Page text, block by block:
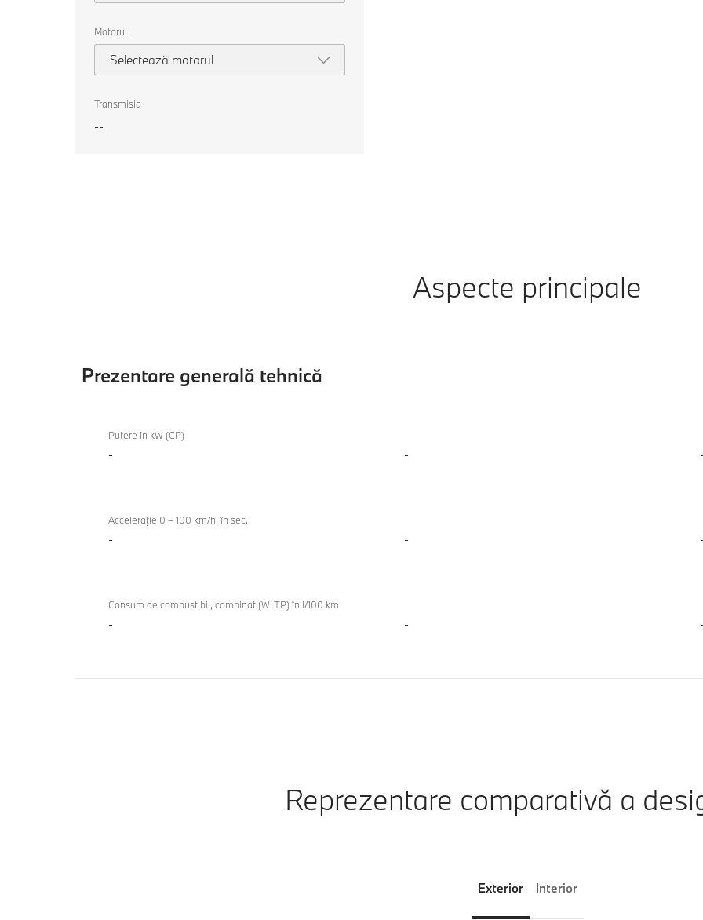
Motorul
Selectează motorul
Transmisia
--
Aspecte principale
Prezentare generală tehnică
generală
tehnică
Putere în kW (CP)
- -
Acceleraţie 0 – 100 km/h, în sec.
- -
Consum de combustibil, combinat (WLTP) în l/100 km
- -
Reprezentare comparativă a
Exterior Interior